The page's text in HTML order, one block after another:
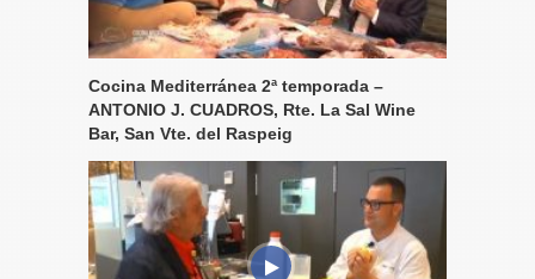
Cocina Mediterránea 2ª temporada –
ANTONIO J. CUADROS, Rte. La Sal Wine
Bar, San Vte. del Raspeig